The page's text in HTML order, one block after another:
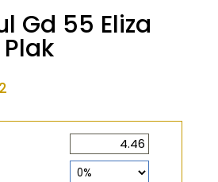
Gd 55 Eliza